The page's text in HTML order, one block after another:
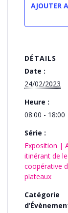
AJOUTER
DÉTAILS
Date :
24/02/2023
Heure :
08:00 - 18:00
Série :
Exposition |
itinérant de
coopérative
plateaux
Catégorie